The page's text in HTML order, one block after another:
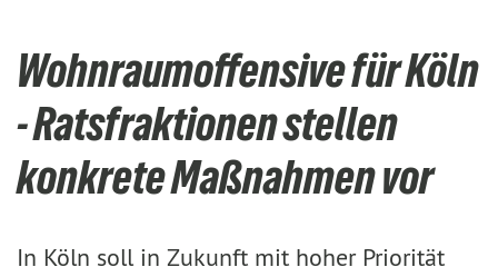
Wohnraumoffensive für Köln
- Ratsfraktionen stellen
konkrete Maßnahmen vor
In Köln soll in Zukunft mit hoher Priorität